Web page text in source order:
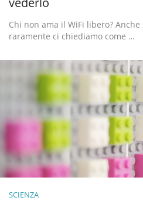
Chi non ama il WiFi libero?
raramente ci chiediamo come …
SCIENZA